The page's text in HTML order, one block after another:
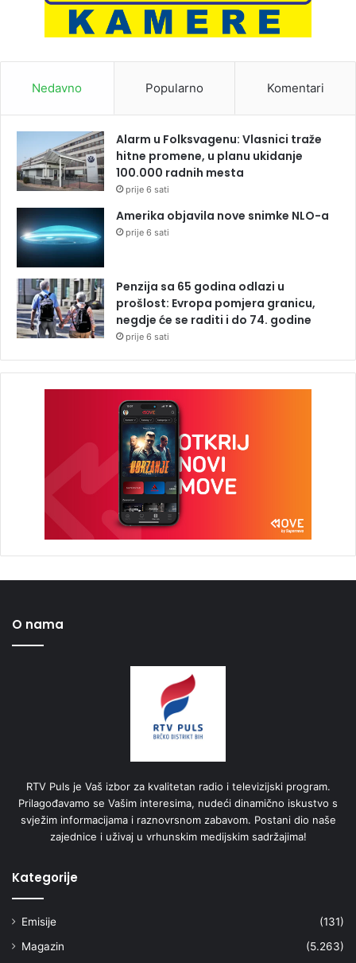
Nedavno Popularno Komentari
Alarm u Folksvagenu: Vlasnici traže
hitne promene, u planu ukidanje
100.000 radnih mesta
prije 6 sati
Amerika objavila nove snimke NLO-a
prije 6 sati
Penzija sa 65 godina odlazi u
prošlost: Evropa pomjera granicu,
negdje će se raditi i do 74. godine
prije 6 sati
O nama
RTV Puls je Vaš izbor za kvalitetan radio i televizijski program.
Prilagođavamo se Vašim interesima, nudeći dinamično iskustvo s
svježim informacijama i raznovrsnom zabavom. Postani dio naše
zajednice i uživaj u vrhunskim medijskim sadržajima!
Kategorije
Emisije
(131)
Magazin
(5.263)